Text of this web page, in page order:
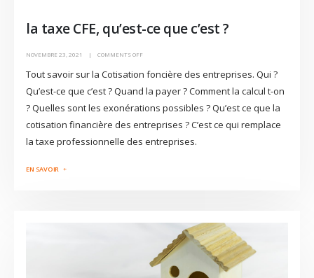
la taxe CFE, qu’est-ce que c’est ?
NOVEMBRE 23, 2021 COMMENTS OFF
Tout savoir sur la Cotisation foncière des entreprises. Qui ?
Qu’est-ce que c’est ? Quand la payer ? Comment la calcul t-on
? Quelles sont les exonérations possibles ? Qu’est ce que la
cotisation financière des entreprises ? C’est ce qui remplace
la taxe professionnelle des entreprises.